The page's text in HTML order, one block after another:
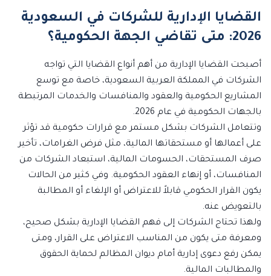
القضايا الإدارية للشركات في السعودية
2026: متى تقاضي الجهة الحكومية؟
أصبحت القضايا الإدارية من أهم أنواع القضايا التي تواجه
الشركات في المملكة العربية السعودية، خاصة مع توسع
المشاريع الحكومية والعقود والمنافسات والخدمات المرتبطة
بالجهات الحكومية في عام 2026.
وتتعامل الشركات بشكل مستمر مع قرارات حكومية قد تؤثر
على أعمالها أو مستحقاتها المالية، مثل فرض الغرامات، تأخير
صرف المستحقات، الحسومات المالية، استبعاد الشركات من
المنافسات، أو إنهاء العقود الحكومية. وفي كثير من الحالات
يكون القرار الحكومي قابلاً للاعتراض أو الإلغاء أو المطالبة
بالتعويض عنه.
ولهذا تحتاج الشركات إلى فهم القضايا الإدارية بشكل صحيح،
ومعرفة متى يكون من المناسب الاعتراض على القرار، ومتى
يمكن رفع دعوى إدارية أمام ديوان المظالم لحماية الحقوق
والمطالبات المالية.